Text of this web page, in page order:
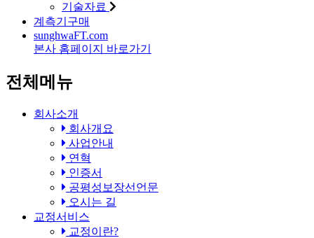
기술자료
계측기구매
sunghwaFT.com
본사 홈페이지 바로가기
전체메뉴
회사소개
회사개요
사업안내
연혁
인증서
공평성보장선언문
오시는 길
교정서비스
교정이란?